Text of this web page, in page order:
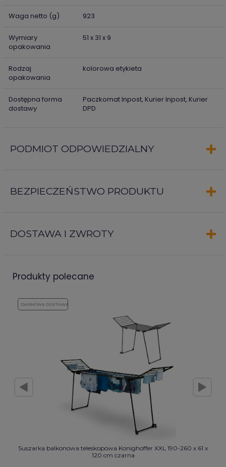
Waga netto (g) 923
Wymiary
opakowania
51 x 31 x 9
Rodzaj
opakowania
kolorowa etykieta
Dostępna forma
dostawy
Paczkomat Inpost, Kurier Inpost, Kurier
DPD
PODMIOT ODPOWIEDZIALNY
BEZPIECZEŃSTWO PRODUKTU
DOSTAWA I ZWROTY
produkty polecane
DARMOWA DOSTAWA
Suszarka balkonowa teleskopowa Konighoffer XXL 190-260 x 61 x
120 cm czarna